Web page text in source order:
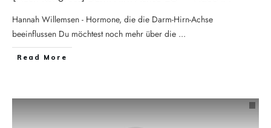
Hannah Willemsen - Hormone, die die Darm-Hirn-Achse
beeinflussen Du möchtest noch mehr über die ...
Read More